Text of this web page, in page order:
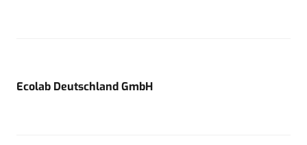
Ecolab Deutschland GmbH